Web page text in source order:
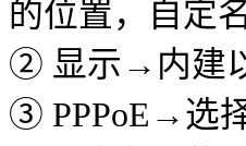
的位置，自定
② 显示→内建
③ PPPoE→选